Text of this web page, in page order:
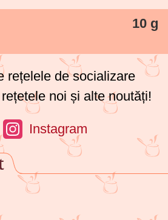
10 g
rețelele de socializare
noi și alte noutăți!
Instagram